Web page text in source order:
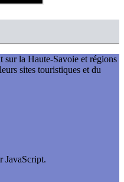
la Haute-Savoie et régions
sites touristiques et du
JavaScript.